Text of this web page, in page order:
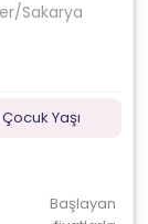
Sakarya
Yaşı
Başlayan